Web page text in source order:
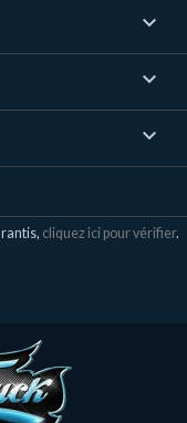



cliquez ici pour vérifier.